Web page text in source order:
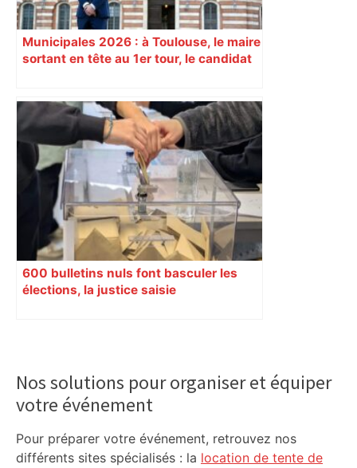
Municipales 2026 : à Toulouse, le maire
sortant en tête au 1er tour, le candidat
600 bulletins nuls font basculer les
élections, la justice saisie
Sidebar
Nos solutions pour organiser et équiper
votre événement
Pour préparer votre événement, retrouvez nos
différents sites spécialisés : la location de tente de